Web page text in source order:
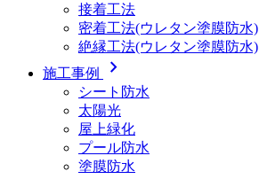
接着工法
密着工法(ウレタン塗膜防水)
絶縁工法(ウレタン塗膜防水)
施工事例
chevron_right
シート防水
太陽光
屋上緑化
プール防水
塗膜防水